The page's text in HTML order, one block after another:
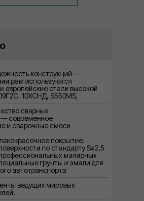
конструкций —
рам используются
европейские стали высокой
10XСНД, S550MS,
сварных
— современное
и сварочные смеси
покрытие.
по стандарту Sa2,5
малярных
грунты и эмали для
автотранспорта
ведущих мировых